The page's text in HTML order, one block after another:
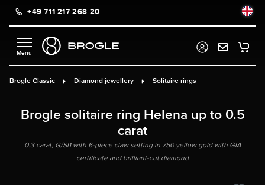
content+49 711 217 268 20
Brogle Classic Diamond jewellery Solitaire rings
Brogle solitaire ring Helena up to 0.5
carat
0.3 carat, G/SI1 with 6-piece claw setting in 750 yellow gold with GIA
certificate and brilliant-cut diamond